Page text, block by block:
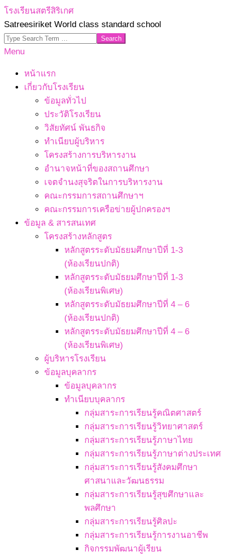
Skip
to
content
โรงเรียนสตรีสิริเกศ
Satreesiriket World class standard school
Search
Primary
Menu
Menu
หน้าแรก
เกี่ยวกับโรงเรียน
ข้อมูลทั่วไป
ประวัติโรงเรียน
วิสัยทัศน์ พันธกิจ
ทำเนียบผู้บริหาร
โครงสร้างการบริหารงาน
อำนาจหน้าที่ของสถานศึกษา
เจตจํานงสุจริตในการบริหารงาน
คณะกรรมการสถานศึกษาฯ
คณะกรรมการเครือข่ายผู้ปกครองฯ
ข้อมูล & สารสนเทศ
โครงสร้างหลักสูตร
หลักสูตรระดับมัธยมศึกษาปีที่ 1-3
(ห้องเรียนปกติ)
หลักสูตรระดับมัธยมศึกษาปีที่ 1-3
(ห้องเรียนพิเศษ)
หลักสูตรระดับมัธยมศึกษาปีที่ 4 – 6
(ห้องเรียนปกติ)
หลักสูตรระดับมัธยมศึกษาปีที่ 4 – 6
(ห้องเรียนพิเศษ)
ผู้บริหารโรงเรียน
ข้อมูลบุคลากร
ข้อมูลบุคลากร
ทำเนียบบุคลากร
กลุ่มสาระการเรียนรู้คณิตศาสตร์
กลุ่มสาระการเรียนรู้วิทยาศาสตร์
กลุ่มสาระการเรียนรู้ภาษาไทย
กลุ่มสาระการเรียนรู้ภาษาต่างประเทศ
กลุ่มสาระการเรียนรู้สังคมศึกษา
ศาสนาและวัฒนธรรม
กลุ่มสาระการเรียนรู้สุขศึกษาและ
พลศึกษา
กลุ่มสาระการเรียนรู้ศิลปะ
กลุ่มสาระการเรียนรู้การงานอาชีพ
กิจกรรมพัฒนาผู้เรียน